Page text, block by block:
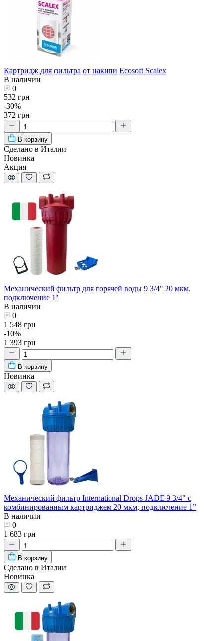
Картридж для фильтра от накипи Ecosoft Scalex
В наличии
0
532 грн
-30%
372 грн
В корзину
Сделано в Италии
Новинка
Акция
Механический фильтр для горячей воды 9 3/4" 20 мкм,
подключение 1"
В наличии
0
1 548 грн
-10%
1 393 грн
В корзину
Новинка
Механический фильтр International Drops JADE 9 3/4" с
комбинированным картриджем 20 мкм, подключение 1”
В наличии
0
1 683 грн
В корзину
Сделано в Италии
Новинка